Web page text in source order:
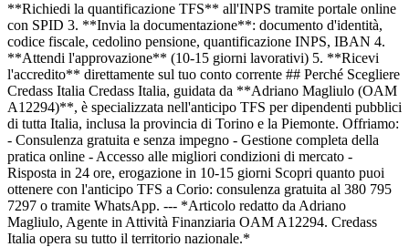
**Richiedi la quantificazione TFS** all'INPS tramite portale online
con SPID 3. **Invia la documentazione**: documento d'identità,
codice fiscale, cedolino pensione, quantificazione INPS, IBAN 4.
**Attendi l'approvazione** (10-15 giorni lavorativi) 5. **Ricevi
l'accredito** direttamente sul tuo conto corrente ## Perché Scegliere
Credass Italia Credass Italia, guidata da **Adriano Magliulo (OAM
A12294)**, è specializzata nell'anticipo TFS per dipendenti pubblici
di tutta Italia, inclusa la provincia di Torino e la Piemonte. Offriamo:
- Consulenza gratuita e senza impegno - Gestione completa della
pratica online - Accesso alle migliori condizioni di mercato -
Risposta in 24 ore, erogazione in 10-15 giorni Scopri quanto puoi
ottenere con l'anticipo TFS a Corio: consulenza gratuita al 380 795
7297 o tramite WhatsApp. --- *Articolo redatto da Adriano
Magliulo, Agente in Attività Finanziaria OAM A12294. Credass
Italia opera su tutto il territorio nazionale.*